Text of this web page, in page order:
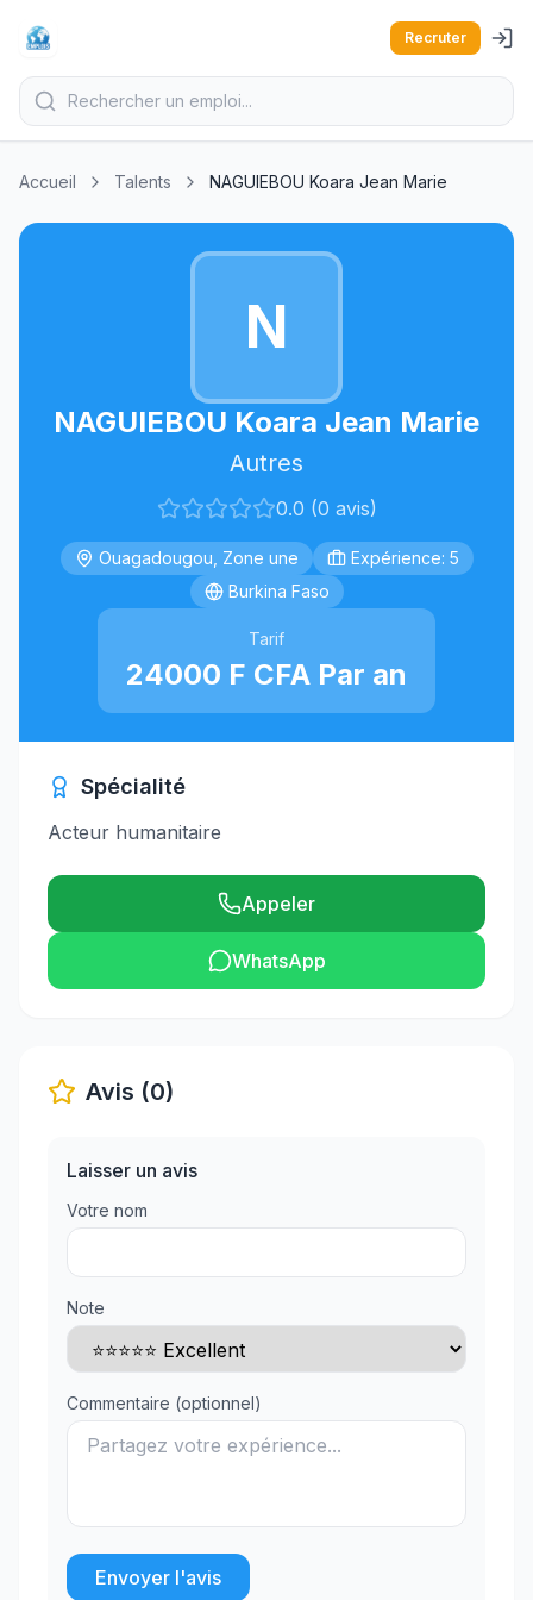
Recruter
Accueil Talents NAGUIEBOU Koara Jean Marie
N
NAGUIEBOU Koara Jean Marie
Autres
0.0 (0 avis)
Ouagadougou, Zone une
Expérience: 5
Burkina Faso
Tarif
24000 F CFA Par an
Spécialité
Acteur humanitaire
Appeler
WhatsApp
Avis (0)
Laisser un avis
Votre nom
Note
Commentaire (optionnel)
Envoyer l'avis